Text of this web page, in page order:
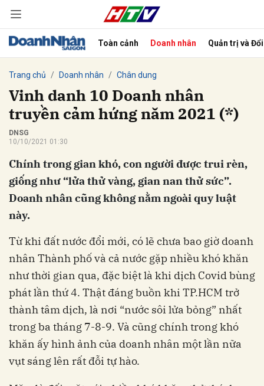
Toàn cảnh Doanh nhân Quản trị và
Trang chủ Doanh nhân Chân dung
Vinh danh 10 Doanh nhân
truyền cảm hứng năm 2021 (*)
DNSG
10/10/2021 01:30
Chính trong gian khó, con người được trui rèn,
giống như “lửa thử vàng, gian nan thử sức”.
Doanh nhân cũng không nằm ngoài quy luật
này.
Từ khi đất nước đổi mới, có lẽ chưa bao giờ doanh
nhân Thành phố và cả nước gặp nhiều khó khăn
như thời gian qua, đặc biệt là khi dịch Covid bùng
phát lần thứ 4. Thật đáng buồn khi TP.HCM trở
thành tâm dịch, là nơi “nước sôi lửa bỏng” nhất
trong ba tháng 7-8-9. Và cũng chính trong khó
khăn ấy hình ảnh của doanh nhân một lần nữa
vụt sáng lên rất đỗi tự hào.
Hủy